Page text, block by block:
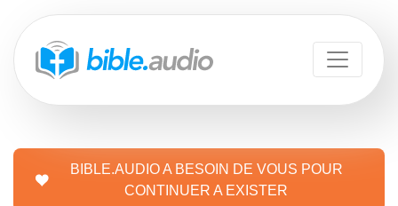
BIBLE.AUDIO A BESOIN DE VOUS POUR
CONTINUER A EXISTER